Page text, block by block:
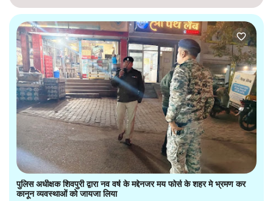
पुलिस अधीक्षक शिवपुरी द्वारा नव वर्ष के मद्देनजर मय फोर्स के शहर मे भ्रमण कर
कानून व्यवस्थाओं को जायजा लिया